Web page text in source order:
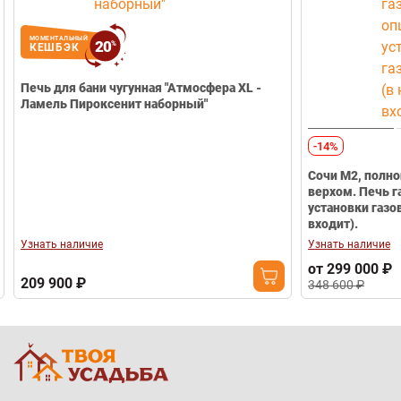
МОМЕНТАЛЬНЫЙ
КЕШБЭК 20%
Печь для бани чугунная "Атмосфера ХL -
Ламель Пироксенит наборный"
Узнать наличие
209 900 ₽
-14%
Сочи М2,
верхом. Печь
установки
входит).
Узнать наличие
от 299 000 ₽
348 600 ₽